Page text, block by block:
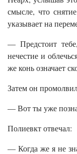
смысле, что
указывает на
— Предстоит
нечестие и
же конь означает
Затем он
— Вот ты уже
Полиевкт отвечал:
— Когда же я не